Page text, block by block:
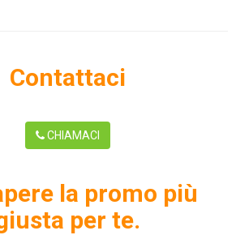
Contattaci
CHIAMACI
la promo più
per te.